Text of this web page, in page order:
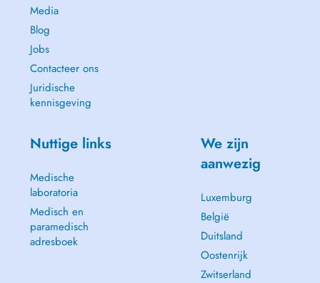
Media
Blog
Jobs
Contacteer ons
Juridische
kennisgeving
Nuttige links
Medische
laboratoria
Medisch en
paramedisch
adresboek
We zijn
aanwezig
Luxemburg
België
Duitsland
Oostenrijk
Zwitserland